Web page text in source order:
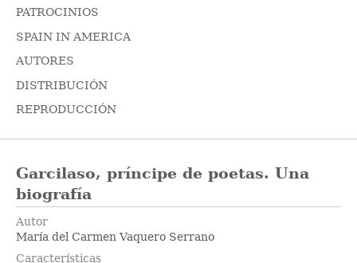
PATROCINIOS
SPAIN IN AMERICA
AUTORES
DISTRIBUCIÓN
REPRODUCCIÓN
Garcilaso, príncipe de poetas. Una
biografía
Autor
María del Carmen Vaquero Serrano
Características